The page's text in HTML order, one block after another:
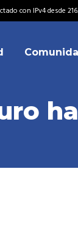
con IPv4 desde